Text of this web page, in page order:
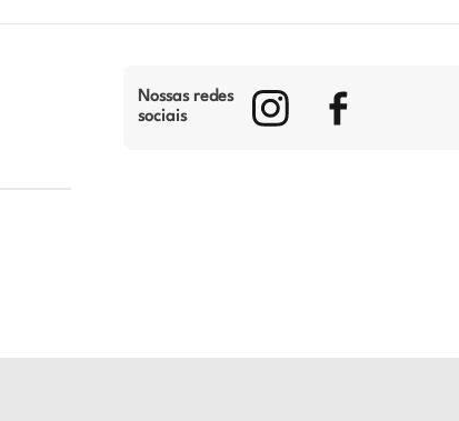
Nossas redes
sociais